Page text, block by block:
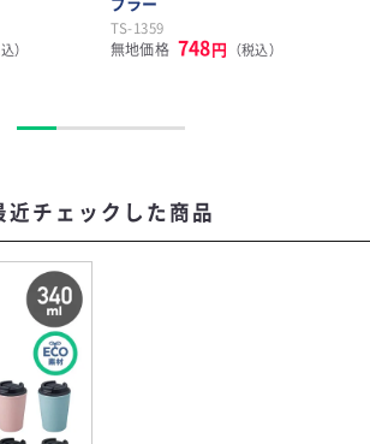
）
TS-1359
無地価格 748円 （税込）
近チェックした商品